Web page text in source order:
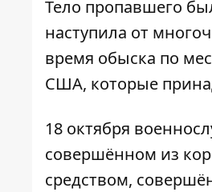
Тело пропавшего
наступила от
время обыска по
США, которые
18 октября
совершённом из
средством,